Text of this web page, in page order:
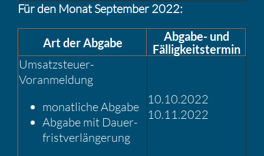
Für den Monat September 2022:
Art der Abgabe
Abgabe- und
Fällig­keits­termin
Umsatz­steuer-
Voranmel­dung
monat­liche Abgabe
Abgabe mit Dauer­
frist­ver­län­ge­rung
10.10.2022
10.11.2022